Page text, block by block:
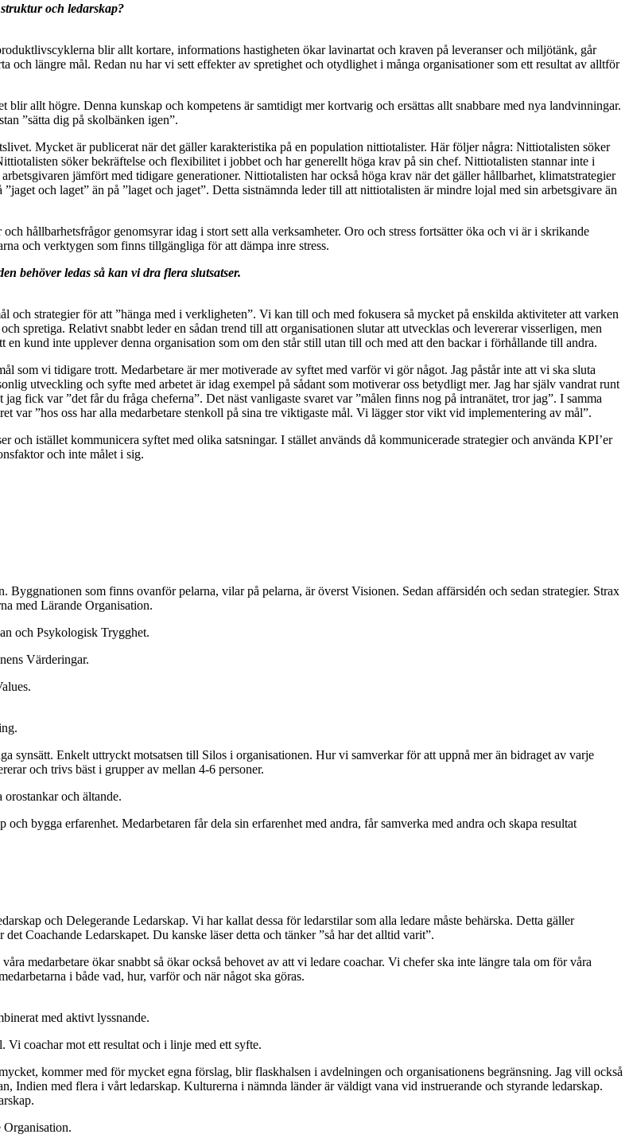
och ledarskap?
blir allt kortare, informations hastigheten ökar lavinartat och kraven på leveranser och miljötänk, går
längre mål. Redan nu har vi sett effekter av spretighet och otydlighet i många organisationer som ett resultat av alltför
allt högre. Denna kunskap och kompetens är samtidigt mer kortvarig och ersättas allt snabbare med nya landvinningar.
”sätta dig på skolbänken igen”.
Mycket är publicerat när det gäller karakteristika på en population nittiotalister. Här följer några: Nittiotalisten söker
söker bekräftelse och flexibilitet i jobbet och har generellt höga krav på sin chef. Nittiotalisten stannar inte i
jämfört med tidigare generationer. Nittiotalisten har också höga krav när det gäller hållbarhet, klimatstrategier
och laget” än på ”laget och jaget”. Detta sistnämnda leder till att nittiotalisten är mindre lojal med sin arbetsgivare än
hållbarhetsfrågor genomsyrar idag i stort sett alla verksamheter. Oro och stress fortsätter öka och vi är i skrikande
och verktygen som finns tillgängliga för att dämpa inre stress.
behöver ledas så kan vi dra flera slutsatser.
strategier för att ”hänga med i verkligheten”. Vi kan till och med fokusera så mycket på enskilda aktiviteter att varken
spretiga. Relativt snabbt leder en sådan trend till att organisationen slutar att utvecklas och levererar visserligen, men
kund inte upplever denna organisation som om den står still utan till och med att den backar i förhållande till andra.
som vi tidigare trott. Medarbetare är mer motiverade av syftet med varför vi gör något. Jag påstår inte att vi ska sluta
utveckling och syfte med arbetet är idag exempel på sådant som motiverar oss betydligt mer. Jag har själv vandrat runt
fick var ”det får du fråga cheferna”. Det näst vanligaste svaret var ”målen finns nog på intranätet, tror jag”. I samma
var ”hos oss har alla medarbetare stenkoll på sina tre viktigaste mål. Vi lägger stor vikt vid implementering av mål”.
istället kommunicera syftet med olika satsningar. I stället används då kommunicerade strategier och använda KPI’er
och inte målet i sig.
som finns ovanför pelarna, vilar på pelarna, är överst Visionen. Sedan affärsidén och sedan strategier. Strax
med Lärande Organisation.
och Psykologisk Trygghet.
Värderingar.
synsätt. Enkelt uttryckt motsatsen till Silos i organisationen. Hur vi samverkar för att uppnå mer än bidraget av varje
och trivs bäst i grupper av mellan 4-6 personer.
och ältande.
bygga erfarenhet. Medarbetaren får dela sin erfarenhet med andra, får samverka med andra och skapa resultat
och Delegerande Ledarskap. Vi har kallat dessa för ledarstilar som alla ledare måste behärska. Detta gäller
Coachande Ledarskapet. Du kanske läser detta och tänker ”så har det alltid varit”.
medarbetare ökar snabbt så ökar också behovet av att vi ledare coachar. Vi chefer ska inte längre tala om för våra
i både vad, hur, varför och när något ska göras.
med aktivt lyssnande.
coachar mot ett resultat och i linje med ett syfte.
kommer med för mycket egna förslag, blir flaskhalsen i avdelningen och organisationens begränsning. Jag vill också
Indien med flera i vårt ledarskap. Kulturerna i nämnda länder är väldigt vana vid instruerande och styrande ledarskap.
Organisation.